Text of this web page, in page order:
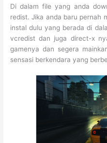
Di dalam file yang anda
redist. Jika anda baru pernah
instal dulu yang berada di
vcredist dan juga direct-x
gamenya dan segera
sensasi berkendara yang